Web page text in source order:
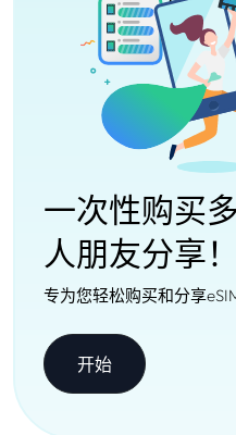
一次性购买
人朋友分享！
专为您轻松购买和分享
开始